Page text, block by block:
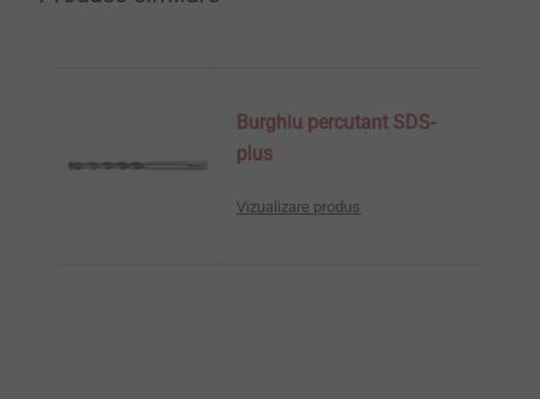
Burghiu percutant SDS-
plus
Vizualizare produs